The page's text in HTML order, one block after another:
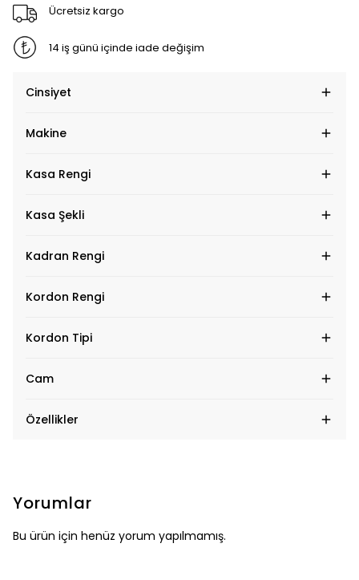
Ücretsiz kargo
14 iş günü içinde iade değişim
Cinsiyet
Makine
Kasa Rengi
Kasa Şekli
Kadran Rengi
Kordon Rengi
Kordon Tipi
Cam
Özellikler
Yorumlar
Bu ürün için henüz yorum yapılmamış.